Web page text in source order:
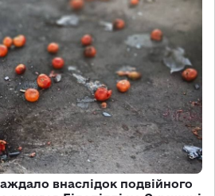
внаслідок подвійного